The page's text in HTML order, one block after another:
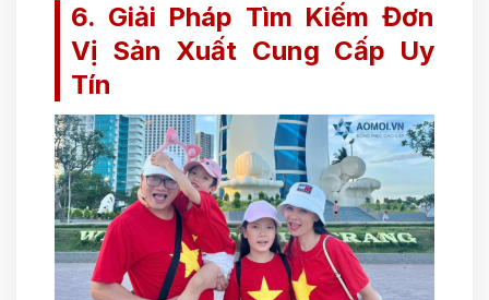
6. Giải Pháp Tìm Kiếm Đơn
Vị Sản Xuất Cung Cấp Uy
Tín